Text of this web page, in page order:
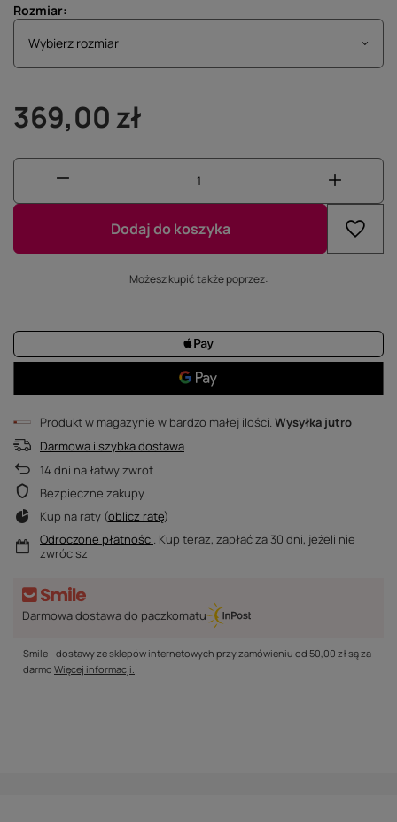
Rozmiar
Wybierz rozmiar
Wybierz rozmiar
369,00 zł
Dodaj do koszyka
Możesz kupić także poprzez:
Produkt w magazynie w bardzo małej ilości Wysyłka jutro
Darmowa i szybka dostawa
14 dni na łatwy zwrot
Bezpieczne zakupy
Kup na raty (oblicz ratę)
Odroczone płatności. Kup teraz, zapłać za 30 dni, jeżeli nie
zwrócisz
Darmowa dostawa do paczkomatu
Smile - dostawy ze sklepów internetowych przy zamówieniu od 50,00 złsą za
darmo Więcej informacji.